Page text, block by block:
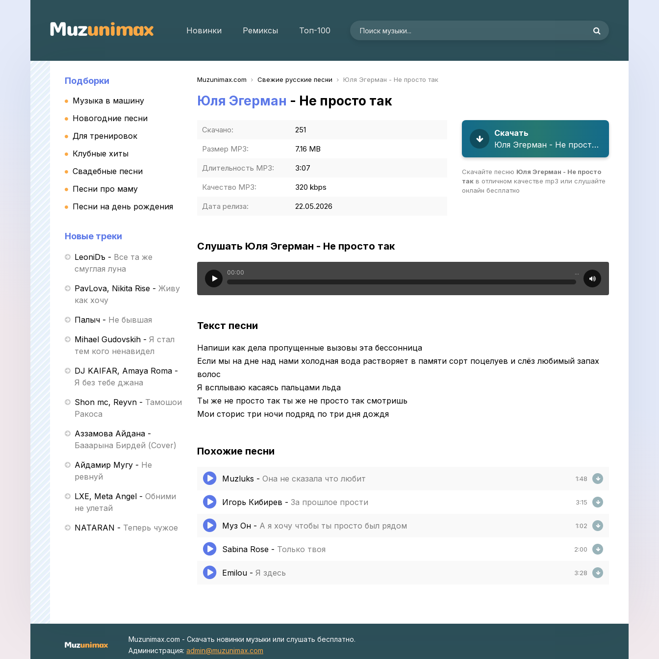
Новинки Ремиксы Топ-100
Подборки
Музыка в машину
Новогодние песни
Для тренировок
Клубные хиты
Свадебные песни
Песни про маму
Песни на день рождения
Новые треки
LeoniDъ - Все та же
смуглая луна
PavLova, Nikita Rise - Живу
как хочу
Палыч - Не бывшая
Mihael Gudovskih - Я стал
тем кого ненавидел
DJ KAIFAR, Amaya Roma -
Я без тебе джана
Shon mc, Reyvn - Тамошои
Ракоса
Аззамова Айдана -
Бааарына Бирдей (Cover)
Айдамир Мугу - Не
ревнуй
LXE, Meta Angel - Обними
не улетай
NATARAN - Теперь чужое
Muzunimax.com Свежие русские песни Юля Эгерман - Не просто так
Юля Эгерман - Не просто так
Скачано: 251
Размер MP3: 7.16 MB
Длительность MP3: 3:07
Качество MP3: 320 kbps
Дата релиза: 22.05.2026
Скачать
Юля Эгерман - Не просто так
Скачайте песню Юля Эгерман - Не просто
так в отличном качестве mp3 или слушайте
онлайн бесплатно
Слушать Юля Эгерман - Не просто так
00:00 ...
Текст песни
Напиши как дела пропущенные вызовы эта бессонница
Если мы на дне над нами холодная вода растворяет в памяти сорт поцелуев и слёз любимый запах
волос
Я всплываю касаясь пальцами льда
Ты же не просто так ты же не просто так смотришь
Мои сторис три ночи подряд по три дня дождя
Похожие песни
Muzluks - Она не сказала что любит 1:48
Игорь Кибирев - За прошлое прости 3:15
Муз Он - А я хочу чтобы ты просто был рядом 1:02
Sabina Rose - Только твоя 2:00
Emilou - Я здесь 3:28
Muzunimax.com - Скачать новинки музыки или слушать бесплатно.
Администрация: admin@muzunimax.com